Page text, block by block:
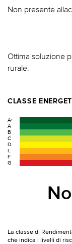
Non presente
Ottima soluzione
rurale.
CLASSE
A+
A
B
C
D
E
F
G
La classe di
che indica i livelli di